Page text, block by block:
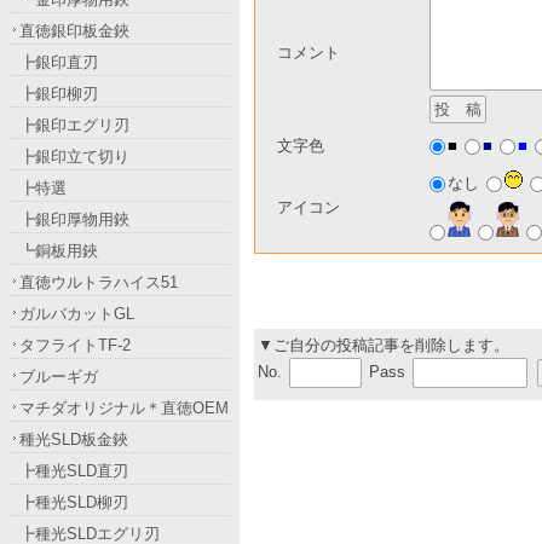
コメント
文字色 ■ ■ ■
アイコン
なし
▼ご自分の投稿記事を削除します。
No.
Pass
直徳銀印板金鋏
┣銀印直刃
┣銀印柳刃
┣銀印エグリ刃
┣銀印立て切り
┣特選
┣銀印厚物用鋏
┗銅板用鋏
直徳ウルトラハイス51
ガルバカットGL
タフライトTF-2
ブルーギガ
マチダオリジナル＊直徳OEM
種光SLD板金鋏
┣種光SLD直刃
┣種光SLD柳刃
┣種光SLDエグリ刃